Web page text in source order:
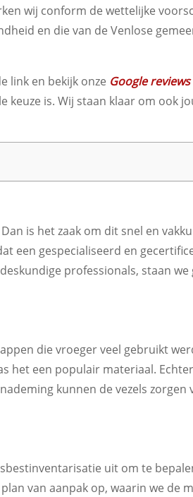
wij conform de wettelijke
en die van de Venlose
link en bekijk onze Google reviews
keuze is. Wij staan klaar om ook
is het zaak om dit snel en
een gespecialiseerd en
professionals, staan
die vroeger veel gebruikt
het een populair materiaal.
kunnen de vezels zorgen
uit om te
van aanpak op, waarin we de